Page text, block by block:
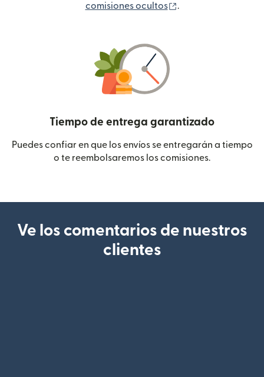
comisiones ocultos
.
Tiempo de entrega garantizado
Puedes confiar en que los envíos se entregarán a tiempo
o te reembolsaremos los comisiones.
Ve los comentarios de nuestros
clientes